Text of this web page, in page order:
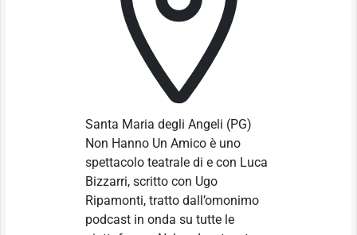
Santa Maria degli Angeli (PG)
Non Hanno Un Amico è uno
spettacolo teatrale di e con Luca
Bizzarri, scritto con Ugo
Ripamonti, tratto dall’omonimo
podcast in onda su tutte le